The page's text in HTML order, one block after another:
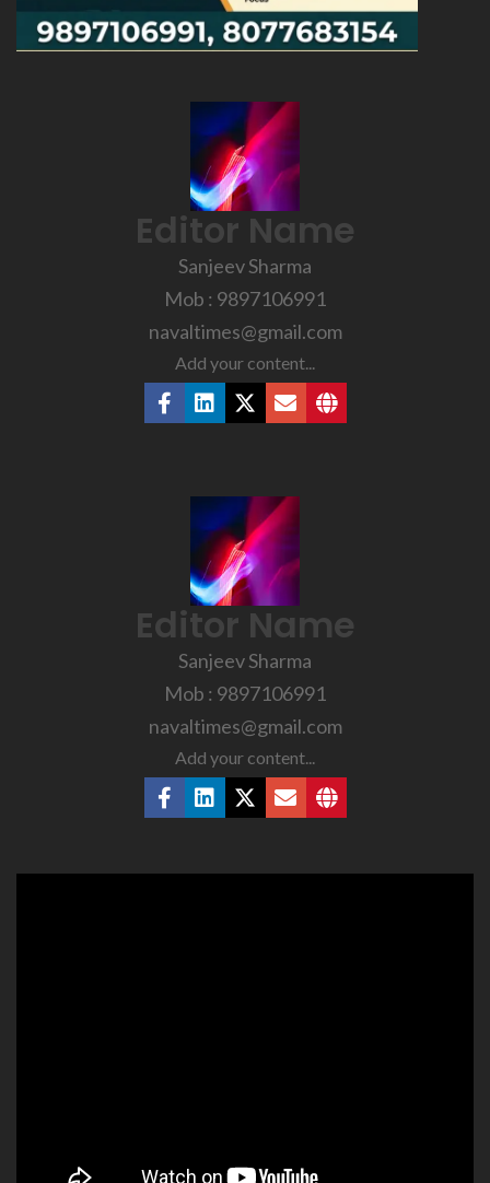
Editor Name
Sanjeev Sharma
Mob : 9897106991
navaltimes@gmail.com
Add your content...
Editor Name
Sanjeev Sharma
Mob : 9897106991
navaltimes@gmail.com
Add your content...